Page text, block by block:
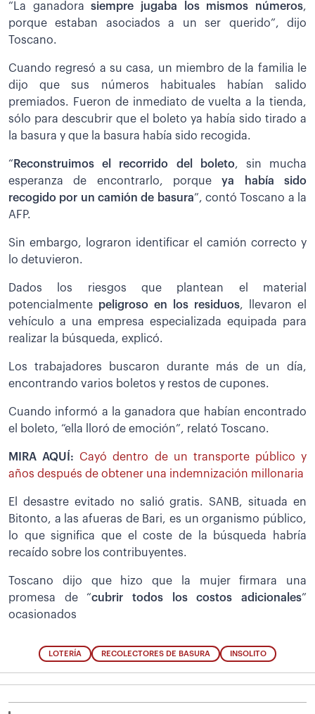
“La ganadorasiempre jugaba los mismos números,
porque estaban asociados a un ser querido”, dijo
Toscano.
Cuando regresó a su casa, un miembro de la familia le
dijo que sus números habituales habían salido
premiados. Fueron de inmediato de vuelta a la tienda,
sólo para descubrir que el boleto ya había sido tirado a
la basura y que la basura había sido recogida.
“ Reconstruimos el recorrido del boleto, sin mucha
esperanza de encontrarlo, porqueya había sido
recogido por un camión de basura”, contó Toscano a la
AFP.
Sin embargo, lograron identificar el camión correcto y
lo detuvieron.
Dados los riesgos que plantean el material
potencialmente peligroso en los residuos, llevaron el
vehículo a una empresa especializada equipada para
realizar la búsqueda, explicó.
Los trabajadores buscaron durante más de un día,
encontrando varios boletos y restos de cupones.
Cuando informó a la ganadora que habían encontrado
el boleto, “ella lloró de emoción”, relató Toscano.
MIRA AQUÍ: Cayó dentro de un transporte público y
años después de obtener una indemnización millonaria
El desastre evitado no salió gratis. SANB, situada en
Bitonto, a las afueras de Bari, es un organismo público,
lo que significa que el coste de la búsqueda habría
recaído sobre los contribuyentes.
Toscano dijo que hizo que la mujer firmara una
promesa de “cubrir todos los costos adicionales”
ocasionados
LOTERÍA RECOLECTORES DE BASURA INSOLITO